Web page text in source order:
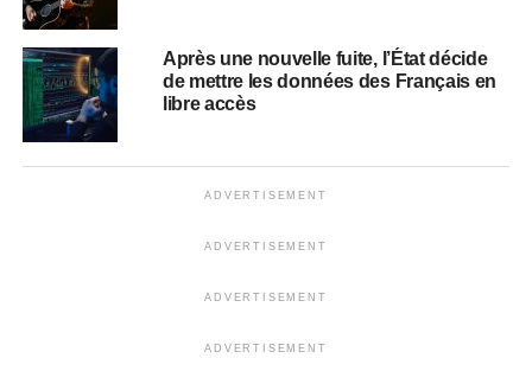
Après une nouvelle fuite, l’État décide
de mettre les données des Français en
libre accès
ADVERTISEMENT
ADVERTISEMENT
ADVERTISEMENT
ADVERTISEMENT